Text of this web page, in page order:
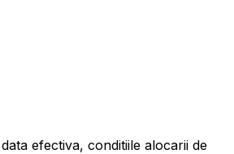
efectiva, conditiile alocarii de